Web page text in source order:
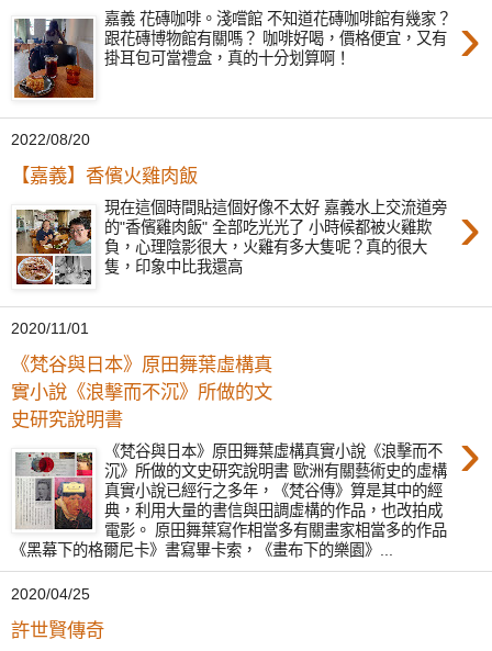
›
嘉義 花磚咖啡。淺嚐館 不知道花磚咖啡館有幾家？
跟花磚博物館有關嗎？ 咖啡好喝，價格便宜，又有
掛耳包可當禮盒，真的十分划算啊！
2022/08/20
【嘉義】香儐火雞肉飯
›
現在這個時間貼這個好像不太好 嘉義水上交流道旁
的"香儐雞肉飯" 全部吃光光了 小時候都被火雞欺
負，心理陰影很大，火雞有多大隻呢？真的很大
隻，印象中比我還高
2020/11/01
《梵谷與日本》原田舞葉虛構真
實小說《浪擊而不沉》所做的文
史研究說明書
›
《梵谷與日本》原田舞葉虛構真實小說《浪擊而不
沉》所做的文史研究說明書 歐洲有關藝術史的虛構
真實小說已經行之多年，《梵谷傳》算是其中的經
典，利用大量的書信與田調虛構的作品，也改拍成
電影。 原田舞葉寫作相當多有關畫家相當多的作品
《黑幕下的格爾尼卡》書寫畢卡索，《畫布下的樂園》...
2020/04/25
許世賢傳奇